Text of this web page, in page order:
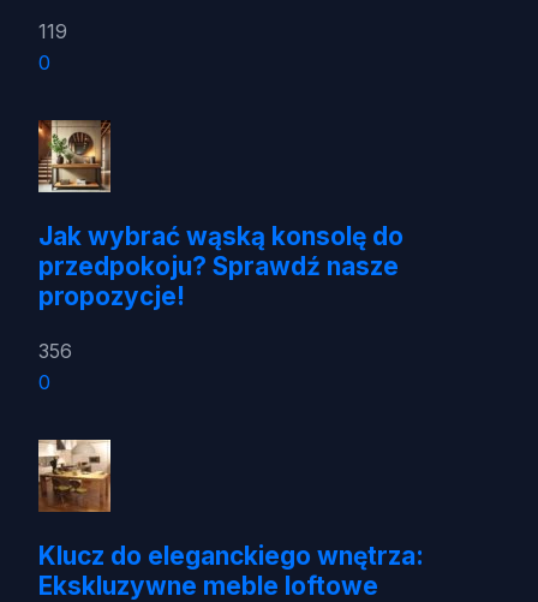
119
0
Jak wybrać wąską konsolę do
przedpokoju? Sprawdź nasze
propozycje!
356
0
Klucz do eleganckiego wnętrza:
Ekskluzywne meble loftowe